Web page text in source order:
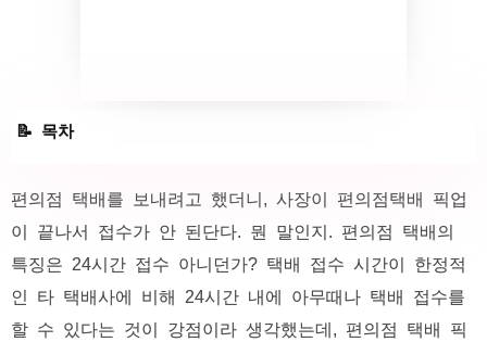
편의점 택배 접수 거부 / 수거 거부 하면?
편의점 택배를 보내려고 했더니, 사장이 편의점택배 픽업
이 끝나서 접수가 안 된단다. 뭔 말인지. 편의점 택배의
특징은 24시간 접수 아니던가? 택배 접수 시간이 한정적
인 타 택배사에 비해 24시간 내에 아무때나 택배 접수를
할 수 있다는 것이 강점이라 생각했는데, 편의점 택배 픽